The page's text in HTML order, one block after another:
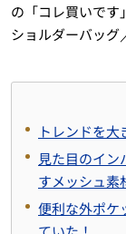
の「コレ買いです
ショルダーバッグ
トレンドを
見た目のイン
すメッシュ素
便利な外ポケ